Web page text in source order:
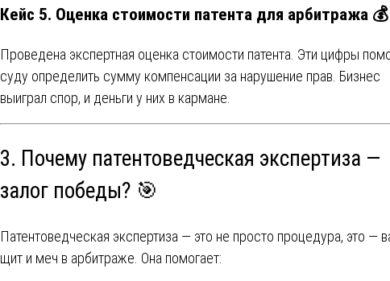
Кейc 5. Оценка стоимости патента для арбитража 💰
Проведена экспертная оценка стоимости патента. Эти цифры
суду определить сумму компенсации за нарушение прав. Бизнес
выиграл спор, и деньги у них в кармане.
3. Почему патентоведческая экспертиза —
залог победы? 🎯
Патентоведческая экспертиза — это не просто процедура, это —
щит и меч в арбитраже. Она помогает: